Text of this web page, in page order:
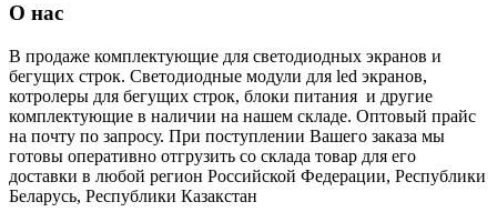
О нас
В продаже комплектующие для светодиодных экранов и
бегущих строк. Светодиодные модули для led экранов,
котролеры для бегущих строк, блоки питания и другие
комплектующие в наличии на нашем складе. Оптовый прайс
на почту по запросу. При поступлении Вашего заказа мы
готовы оперативно отгрузить со склада товар для его
доставки в любой регион Российской Федерации, Республики
Беларусь, Республики Казакстан